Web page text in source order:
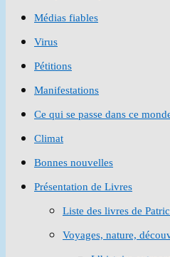
Médias fiables
Virus
Pétitions
Manifestations
Ce qui se passe dans ce
Climat
Bonnes nouvelles
Présentation de Livres
Liste des livres de
Voyages, nature,